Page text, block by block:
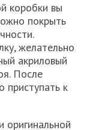
коробки вы
покрыть
желательно
акриловый
После
приступать к
оригинальной